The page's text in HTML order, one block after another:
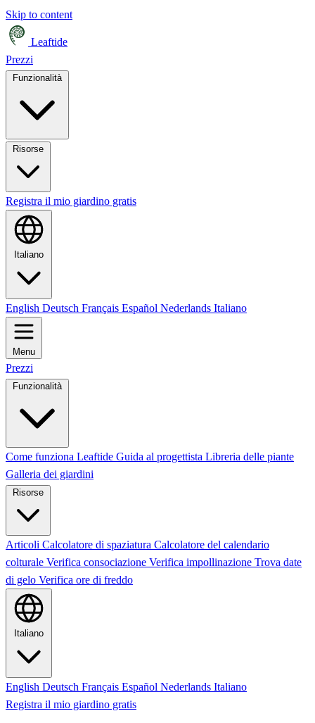
Skip to content
Leaftide
Prezzi
Funzionalità
Registra il mio giardino gratis
Italiano
English Deutsch Français Español Nederlands Italiano
Menu
Prezzi
Funzionalità
Come funziona Leaftide Guida al progettista Libreria delle piante
Galleria dei giardini
Risorse
Articoli Calcolatore di spaziatura Calcolatore del calendario
colturale Verifica consociazione Verifica impollinazione Trova date
di gelo Verifica ore di freddo
Italiano
English Deutsch Français Español Nederlands Italiano
Registra il mio giardino gratis